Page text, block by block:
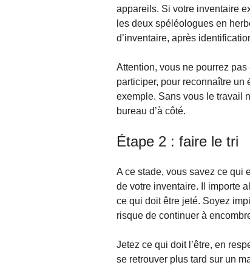
appareils. Si votre inventaire
les deux spéléologues en
d’inventaire, après
Attention, vous ne pourrez
participer, pour reconnaître un
exemple. Sans vous le travail
bureau d’à côté.
Étape 2 : faire le tri
A ce stade, vous savez ce qui
de votre inventaire. Il importe
ce qui doit être jeté. Soyez
risque de continuer à
Jetez ce qui doit l’être, en
se retrouver plus tard sur un